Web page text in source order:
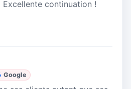
continuation !
Google